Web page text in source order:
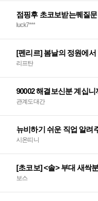
점핑후 초코보받는퀘질문
luck7***
[펜리르] 봄날의 정원에
리프탄
90002 해결보신분 계십니
관계도대간
뉴비하기 쉬운 직업 알려
시온띠니
[초코보] <솔> 부대 새싹
보스